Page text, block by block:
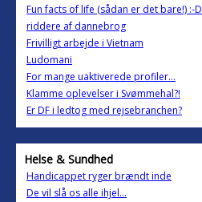
Fun facts of life (sådan er det bare!) :-D
riddere af dannebrog
Frivilligt arbejde i Vietnam
Ludomani
For mange uaktiverede profiler...
Klamme oplevelser i Svømmehal?!
Er DF i ledtog med rejsebranchen?
Helse & Sundhed
Handicappet ryger brændt inde
De vil slå os alle ihjel...